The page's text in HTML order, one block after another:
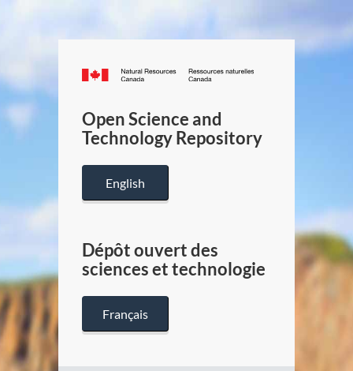
Canada.ca
/
Canada
Open Science and
Technology Repository
English
Dépôt ouvert des
sciences et technologie
Français